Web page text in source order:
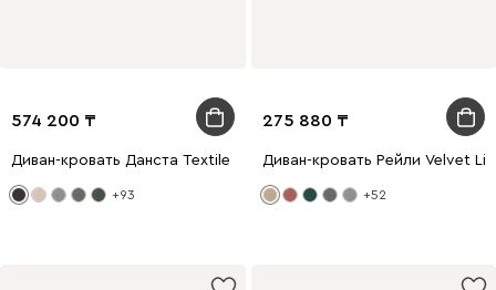
574 200
Диван-кровать Данста Textile Night
+93
275 880
Диван-кровать Рейли Velvet
+52